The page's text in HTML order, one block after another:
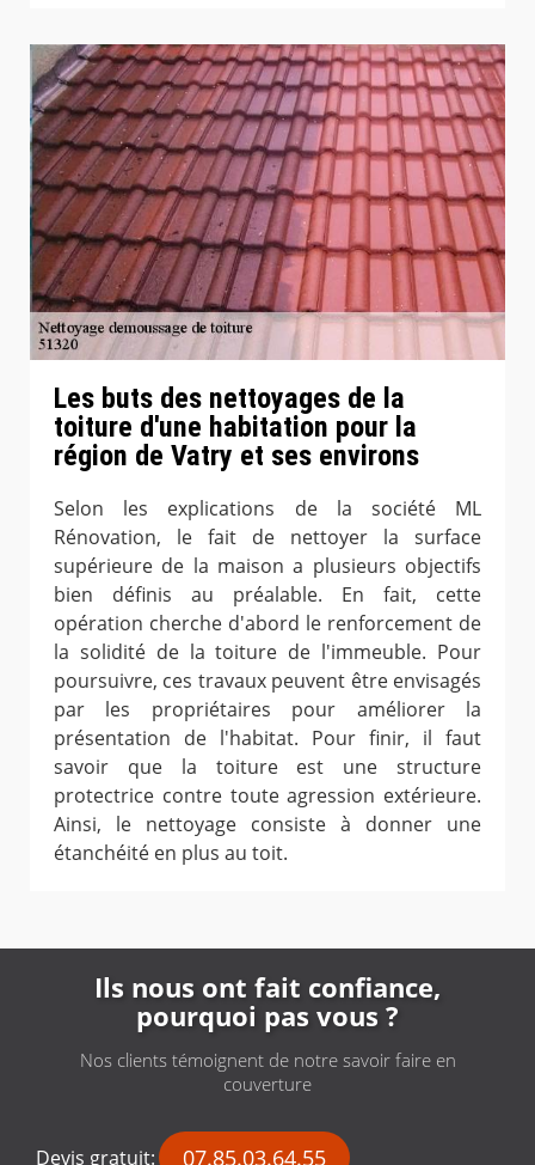
Les buts des nettoyages de la
toiture d'une habitation pour la
région de Vatry et ses environs
Selon les explications de la société ML
Rénovation, le fait de nettoyer la surface
supérieure de la maison a plusieurs objectifs
bien définis au préalable. En fait, cette
opération cherche d'abord le renforcement de
la solidité de la toiture de l'immeuble. Pour
poursuivre, ces travaux peuvent être envisagés
par les propriétaires pour améliorer la
présentation de l'habitat. Pour finir, il faut
savoir que la toiture est une structure
protectrice contre toute agression extérieure.
Ainsi, le nettoyage consiste à donner une
étanchéité en plus au toit.
Ils nous ont fait confiance,
pourquoi pas vous ?
Nos clients témoignent de notre savoir faire en
couverture
Devis gratuit: 07.85.03.64.55